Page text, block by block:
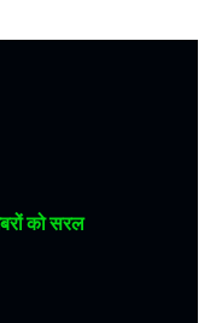
को सरल